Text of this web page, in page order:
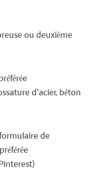
ou deuxième
d'acier, béton
de